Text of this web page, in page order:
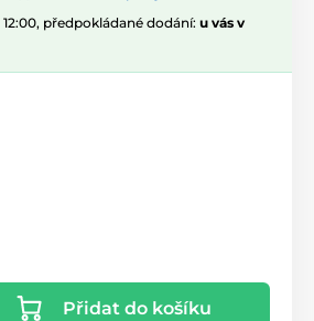
předpokládané dodání: u vás v
Přidat do košíku